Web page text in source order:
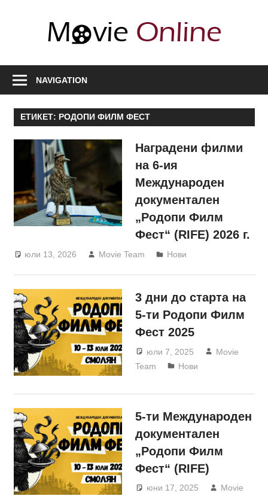
филми,
информация
за
актьори
сценарии,
сезони
NAVIGATION
ЕТИКЕТ: РОДОПИ ФИЛМ ФЕСТ
Наградени филми
на 6-ия
Международен
документален
„Родопи Филм
Фест“ (RIFE) 2026 г.
юли 13, 2026 Movie Team Нови
3 дни до старта на
5-ти Родопи Филм
Фест 2025
юли 7, 2025
Movie
Team
Нови
5-ти Международен
документален
„Родопи Филм
Фест“ (RIFE)
юни 17, 2025
Movie